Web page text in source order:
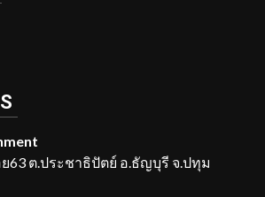
63 ต.ประชาธิปัตย์ อ.ธัญบุรี จ.ปทุม